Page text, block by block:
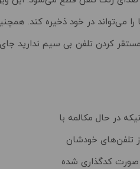
کردن تلفن بی سیم ندارید
در حال مکالمه با
تلفن‌های خودشان
صورت کدگذاری شده